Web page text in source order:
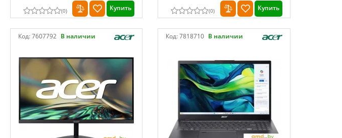
(0) Купить (0) Купить
Код:7607792 В наличии Код:7818710 В наличии